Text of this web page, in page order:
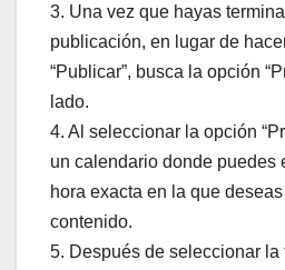
3. Una vez que hayas
publicación, en lugar de
“Publicar”, busca la opción
lado.
4. Al seleccionar la opción
un calendario donde puedes
hora exacta en la que
contenido.
5. Después de seleccionar la